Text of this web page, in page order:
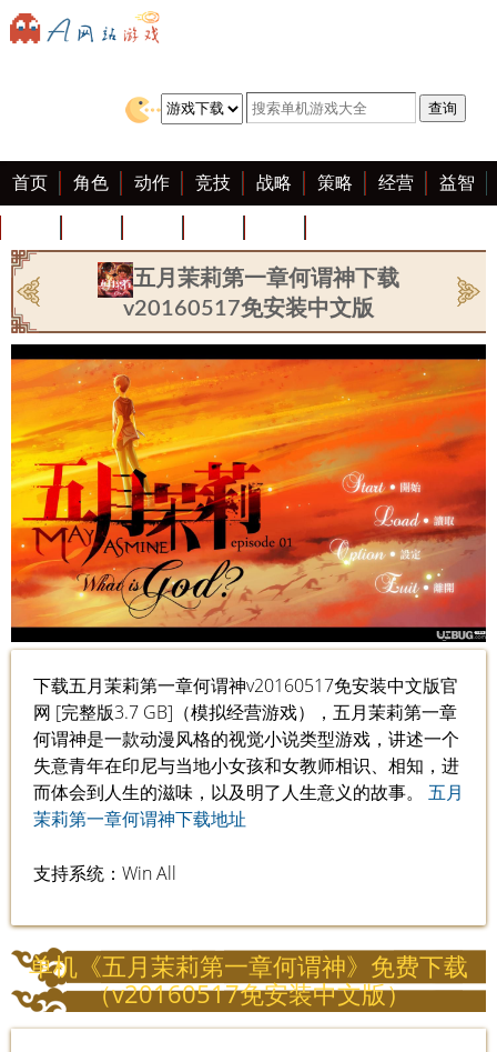
首页 角色 动作 竞技 战略 策略 经营 益智
五月茉莉第一章何谓神下载
v20160517免安装中文版
下载五月茉莉第一章何谓神v20160517免安装中文版官
网 [完整版3.7 GB]（模拟经营游戏），五月茉莉第一章
何谓神是一款动漫风格的视觉小说类型游戏，讲述一个
失意青年在印尼与当地小女孩和女教师相识、相知，进
而体会到人生的滋味，以及明了人生意义的故事。 五月
茉莉第一章何谓神下载地址
支持系统：Win All
单机《五月茉莉第一章何谓神》免费下载
（v20160517免安装中文版）